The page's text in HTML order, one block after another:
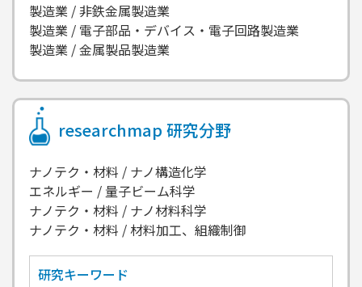
製造業 / 非鉄金属製造業
製造業 / 電子部品・デバイス・電子回路製造業
製造業 / 金属製品製造業
researchmap 研究分野
ナノテク・材料 / ナノ構造化学
エネルギー / 量子ビーム科学
ナノテク・材料 / ナノ材料科学
ナノテク・材料 / 材料加工、組織制御
研究キーワード